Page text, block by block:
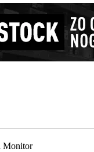
Monitor